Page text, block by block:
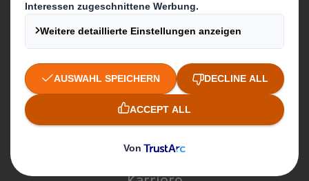
Wer wir sind
Über DS Smith
Über International Paper
Über unseren Zusammenschluss
Nachhaltigkeit
Media